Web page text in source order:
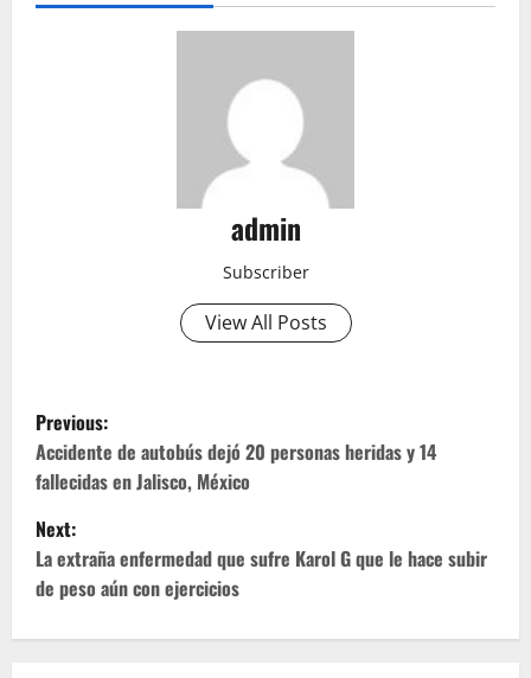
admin
Subscriber
View All Posts
P
o
s
t
n
Previous:
Accidente de autobús dejó 20 personas heridas y 14
fallecidas en Jalisco, México
Next:
La extraña enfermedad que sufre Karol G que le hace subir
de peso aún con ejercicios